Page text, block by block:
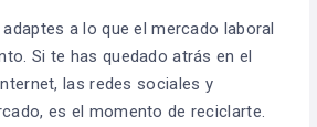
a lo que el mercado laboral
Si te has quedado atrás en el
las redes sociales y
es el momento de reciclarte.